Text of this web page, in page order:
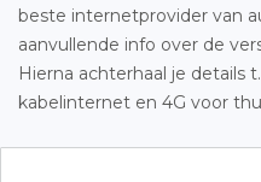
beste internetprovider van
aanvullende info over de
Hierna achterhaal je details
kabelinternet en 4G voor